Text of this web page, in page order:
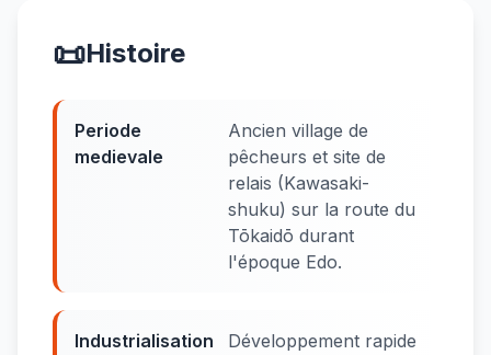
📜Histoire
Periode
medievale
Ancien village de
pêcheurs et site de
relais (Kawasaki-
shuku) sur la route du
Tōkaidō durant
l'époque Edo.
Industrialisation
Développement rapide